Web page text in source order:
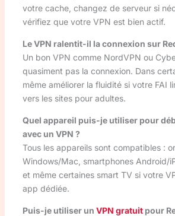
votre cache, changez de serveur si
vérifiez que votre VPN est bien actif.
Le VPN ralentit-il la connexion sur
Un bon VPN comme NordVPN ou
quasiment pas la connexion. Dans
même améliorer la fluidité si votre FAI
vers les sites pour adultes.
Quel appareil puis-je utiliser pour
avec un VPN ?
Tous les appareils sont compatibles :
Windows/Mac, smartphones Android/
et même certaines smart TV si votre
app dédiée.
Puis-je utiliser un VPN gratuitpour